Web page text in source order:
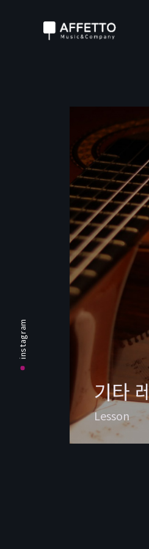
instagram
기타
Lesson